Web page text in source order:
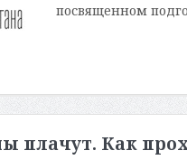
посвященном
плачут. Как